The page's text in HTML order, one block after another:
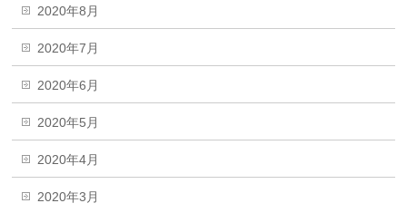
2020年8月
2020年7月
2020年6月
2020年5月
2020年4月
2020年3月